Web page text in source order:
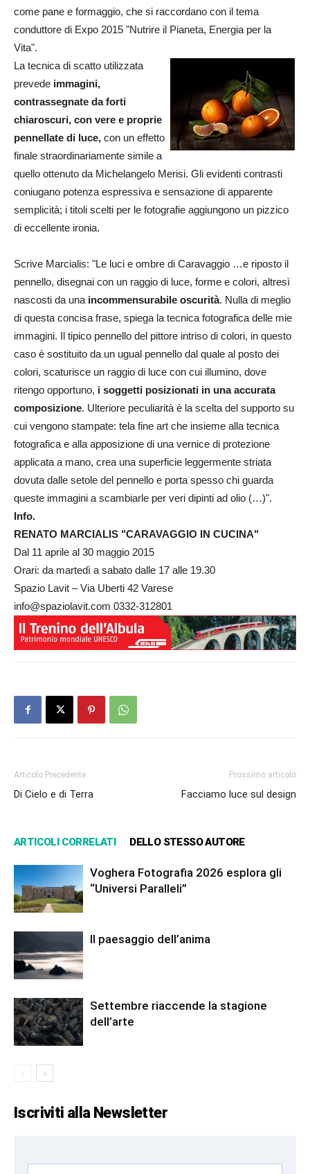
come pane e formaggio, che si raccordano con il tema
conduttore di Expo 2015 "Nutrire il Pianeta, Energia per la
Vita".
La tecnica di scatto utilizzata
prevede immagini,
contrassegnate da forti
chiaroscuri, con vere e proprie
pennellate di luce, con un effetto
finale straordinariamente simile a
quello ottenuto da Michelangelo Merisi. Gli evidenti contrasti
coniugano potenza espressiva e sensazione di apparente
semplicità; i titoli scelti per le fotografie aggiungono un pizzico
di eccellente ironia.
Scrive Marcialis: "Le luci e ombre di Caravaggio …e riposto il
pennello, disegnai con un raggio di luce, forme e colori, altresì
nascosti da una incommensurabile oscurità. Nulla di meglio
di questa concisa frase, spiega la tecnica fotografica delle mie
immagini. Il tipico pennello del pittore intriso di colori, in questo
caso è sostituito da un ugual pennello dal quale al posto dei
colori, scaturisce un raggio di luce con cui illumino, dove
ritengo opportuno, i soggetti posizionati in una accurata
composizione. Ulteriore peculiarità è la scelta del supporto su
cui vengono stampate: tela fine art che insieme alla tecnica
fotografica e alla apposizione di una vernice di protezione
applicata a mano, crea una superficie leggermente striata
dovuta dalle setole del pennello e porta spesso chi guarda
queste immagini a scambiarle per veri dipinti ad olio (…)".
Info.
RENATO MARCIALIS "CARAVAGGIO IN CUCINA"
Dal 11 aprile al 30 maggio 2015
Orari: da martedì a sabato dalle 17 alle 19.30
Spazio Lavit – Via Uberti 42 Varese
info@spaziolavit.com 0332-312801
Articolo Precedente
Di Cielo e di Terra
Prossimo articolo
Facciamo luce sul design
ARTICOLI CORRELATI DELLO STESSO AUTORE
Voghera Fotografia 2026 esplora gli
“Universi Paralleli”
Il paesaggio dell’anima
Settembre riaccende la stagione
dell’arte
Iscriviti alla Newsletter